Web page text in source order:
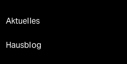
Aktuelles
Hausblog